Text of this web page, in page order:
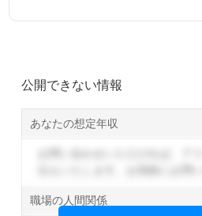
公開できない情報
あなたの想定年収
職場の人間関係